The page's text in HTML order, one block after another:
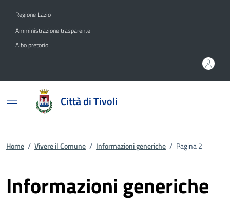
Regione Lazio
Amministrazione trasparente
Albo pretorio
Città di Tivoli
Home / Vivere il Comune / Informazioni generiche / Pagina 2
Informazioni generiche